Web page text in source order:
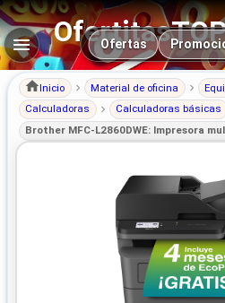
Navegación principal
Ofertas
Inicio Material de oficina
Calculadoras
Calculadoras básicas
Brother MFC-L2860DWE: Impresora